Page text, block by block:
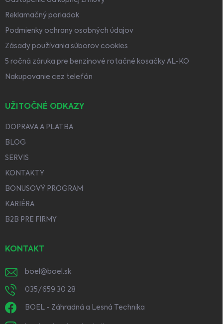
Reklamačný poriadok
Podmienky ochrany osobných údajov
Zásady používania súborov cookies
5 ročná záruka pre benzínové rotačné kosačky AL-KO
Nakupovanie cez telefón
UŽITOČNÉ ODKAZY
DOPRAVA A PLATBA
BLOG
SERVIS
KONTAKTY
BONUSOVÝ PROGRAM
KARIÉRA
B2B PRE FIRMY
KONTAKT
boel @ boel.sk
035/659 30 28
BOEL - Záhradná a Lesná Technika